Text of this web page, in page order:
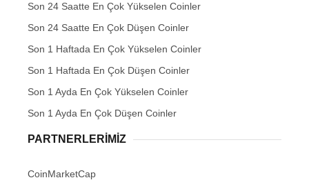
Son 24 Saatte En Çok Yükselen Coinler
Son 24 Saatte En Çok Düşen Coinler
Son 1 Haftada En Çok Yükselen Coinler
Son 1 Haftada En Çok Düşen Coinler
Son 1 Ayda En Çok Yükselen Coinler
Son 1 Ayda En Çok Düşen Coinler
PARTNERLERIMIZ
CoinMarketCap